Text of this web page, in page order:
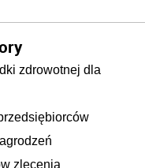
zdrowotnej dla
zlecenia